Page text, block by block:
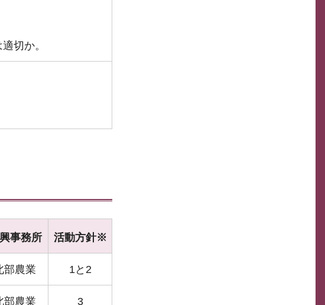
切か。
事務所 活動方針※
部農業 1と2
部農業 3